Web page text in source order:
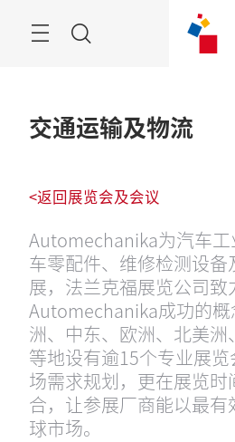
菜
交通运输及物流
<返回展览会及会议
Automechanika为汽车
车零配件、维修检测设
展，法兰克福展览公司致
Automechanika成功的
洲、中东、欧洲、北美
等地设有逾15个专业展
场需求规划，更在展览
合，让参展厂商能以最
球市场。